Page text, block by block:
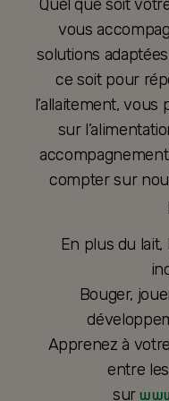
Quel que soit
vous
solutions
ce soit pour
l’allaitement,
sur
compter sur
En plus du lait,
Bouger,
Apprenez à
entre
sur